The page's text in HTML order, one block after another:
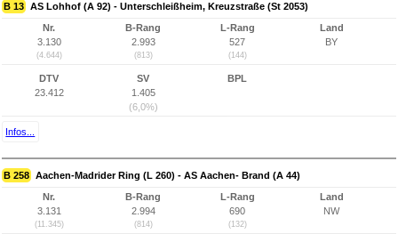
B 13 AS Lohhof (A 92) - Unterschleißheim, Kreuzstraße (St 2053)
Nr.
3.130
(4.644)
B-Rang
2.993
(813)
L-Rang
527
(144)
Land
BY
DTV
23.412
SV
1.405
(6,0%)
BPL
Infos...
B 258 Aachen-Madrider Ring (L 260) - AS Aachen- Brand (A 44)
Nr.
3.131
(11.345)
B-Rang
2.994
(814)
L-Rang
690
(132)
Land
NW